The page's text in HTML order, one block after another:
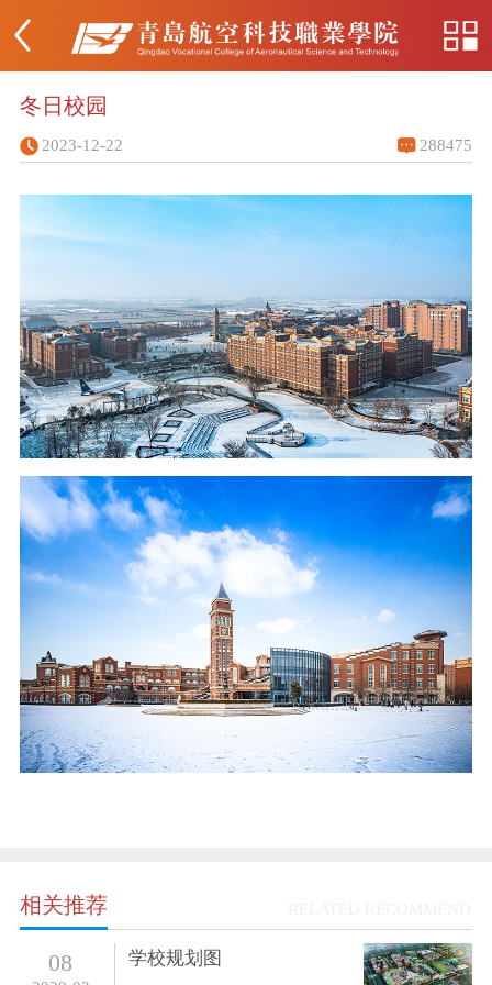
冬日校园
2023-12-22 288475
相关推荐
08 学校规划图